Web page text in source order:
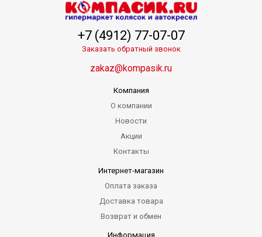
+7 (4912) 77-07-07
Заказать обратный звонок
zakaz@kompasik.ru
Компания
О компании
Новости
Акции
Контакты
Интернет-магазин
Оплата заказа
Доставка товара
Возврат и обмен
Информация